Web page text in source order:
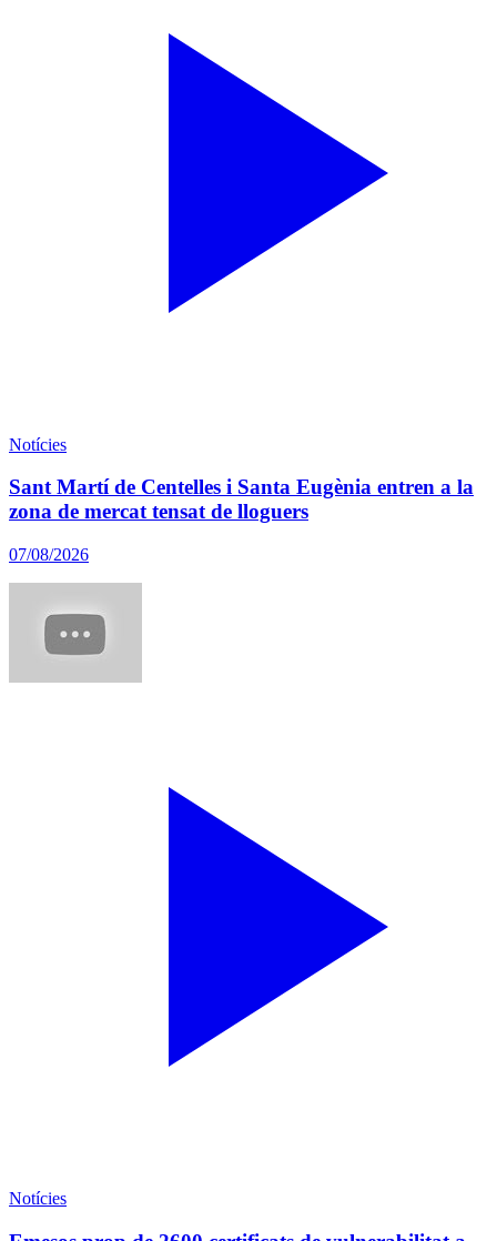
Notícies
Sant Martí de Centelles i Santa Eugènia entren a la
zona de mercat tensat de lloguers
07/08/2026
Notícies